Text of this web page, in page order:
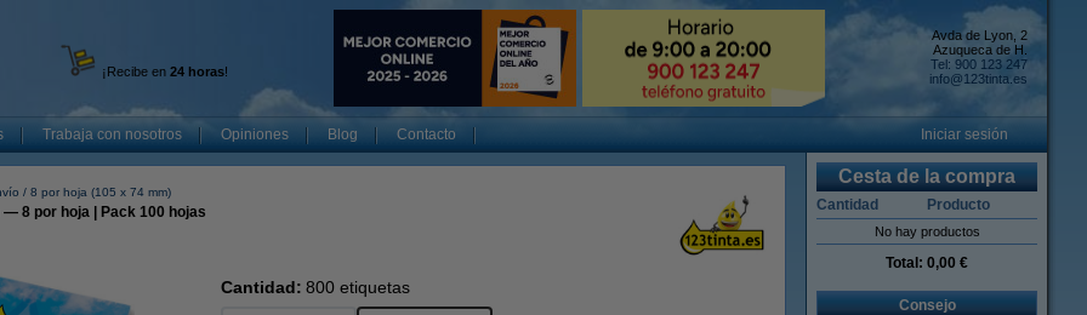
¡Recibe en 24 horas!
Avda de Lyon, 2
Azuqueca de H.
Tel: 900 123 247
info@123tinta.es
Trabaja con nosotros Opiniones Blog Contacto Iniciar sesión
8 por hoja (105 x 74 mm)
8 por hoja | Pack 100 hojas
Cantidad: 800 etiquetas
Cesta de la compra
Cantidad Producto
No hay productos
Total: 0,00 €
Consejo